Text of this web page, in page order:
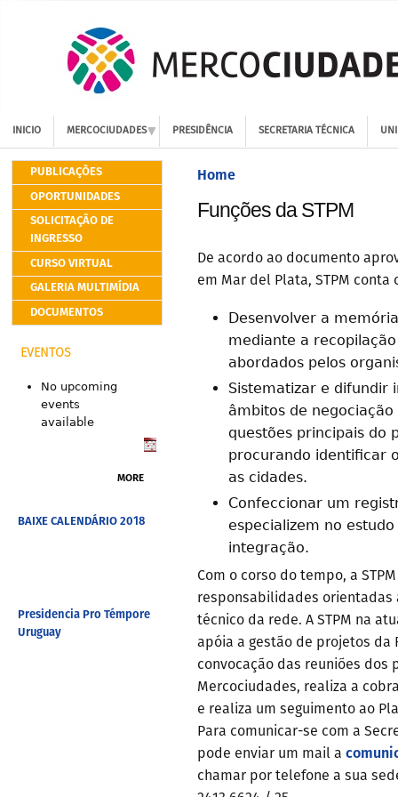
INICIO MERCOCIUDADES PRESIDÊNCIA SECRETARIA TÉCNICA
PUBLICAÇÕES
OPORTUNIDADES
SOLICITAÇÃO DE
INGRESSO
CURSO VIRTUAL
GALERIA MULTIMÍDIA
DOCUMENTOS
EVENTOS
No upcoming
events
available
MORE
BAIXE CALENDÁRIO 2018
Presidencia Pro Témpore
Uruguay
Home
Funções da STPM
De acordo ao documento
em Mar del Plata, STPM
Desenvolver a
mediante a
abordados pelos
Sistematizar e difundir
âmbitos de negociação
questões principais do
procurando identificar
as cidades.
Confeccionar um
especializem no
integração.
Com o corso do tempo, a
responsabilidades orientadas
técnico da rede. A STPM na
apóia a gestão de projetos da
convocação das reuniões dos
Mercociudades, realiza a
e realiza um seguimento ao
Para comunicar-se com a
pode enviar um mail a
chamar por telefone a sua